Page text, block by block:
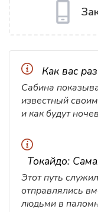
Как вас
Сабина
известный
и как будут
Токайдо:
Этот путь
отправлялись
людьми в